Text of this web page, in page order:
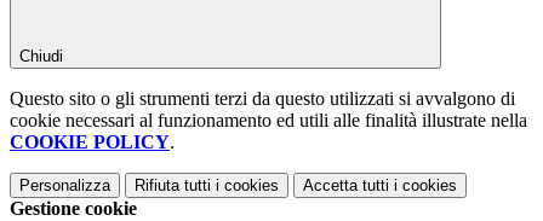
Chiudi
Questo sito o gli strumenti terzi da questo utilizzati si avvalgono di
cookie necessari al funzionamento ed utili alle finalità illustrate nella
COOKIE POLICY.
Personalizza Rifiuta tutti i cookies Accetta tutti i cookies
Gestione cookie